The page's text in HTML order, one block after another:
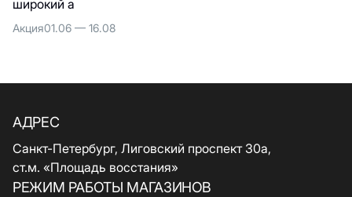
широкий а
Акция01.06 — 16.08
АДРЕС
Санкт-Петербург, Лиговский проспект 30а,
ст.м. «Площадь восстания»
РЕЖИМ РАБОТЫ МАГАЗИНОВ